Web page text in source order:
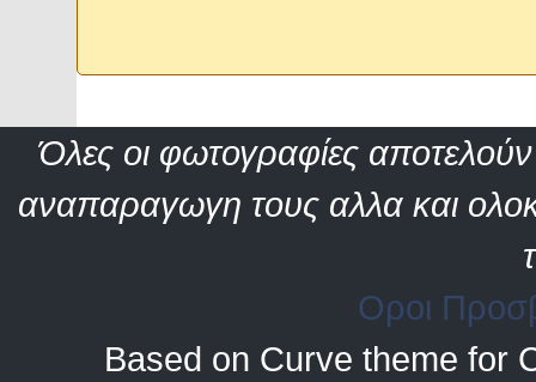
Όλες οι φωτογραφίες αποτελούν
αναπαραγωγη τους αλλα και
Οροι
Based on Curve theme for